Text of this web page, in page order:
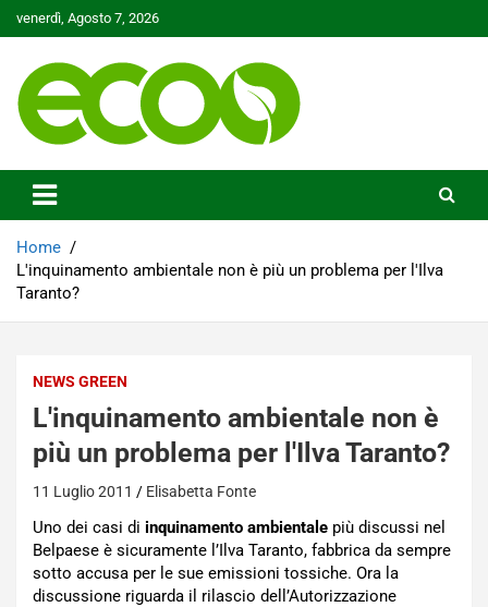
to
venerdì, Agosto 7, 2026
Ecoo.it
Home
L'inquinamento ambientale non è più un problema per l'Ilva
Taranto?
NEWS GREEN
L'inquinamento ambientale non è
più un problema per l'Ilva Taranto?
11 Luglio 2011 Elisabetta Fonte
Uno dei casi di inquinamento ambientale più discussi nel
Belpaese è sicuramente l’Ilva Taranto, fabbrica da sempre
sotto accusa per le sue emissioni tossiche. Ora la
discussione riguarda il rilascio dell’Autorizzazione